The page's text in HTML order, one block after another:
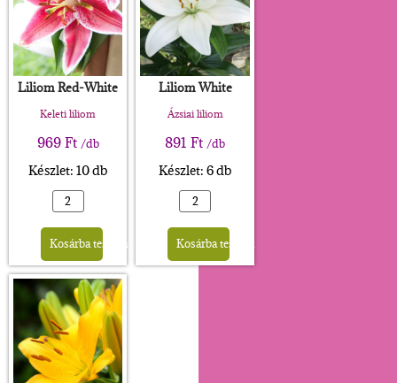
Liliom Red-White
Keleti liliom
969Ft /db
Készlet: 10 db
Kosárba teszem
Alternative:
Liliom White
Ázsiai liliom
891Ft /db
Készlet: 6 db
Kosárba teszem